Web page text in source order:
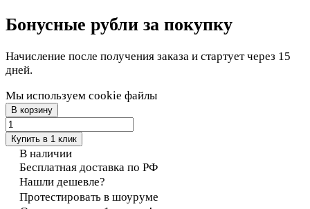
Бонусные рубли за покупку
Начисление после получения заказа и стартует через 15
дней.
Мы используем cookie файлы
В корзину
Купить в 1 клик
В наличии
Бесплатная доставка по РФ
Нашли дешевле?
Протестировать в шоуруме